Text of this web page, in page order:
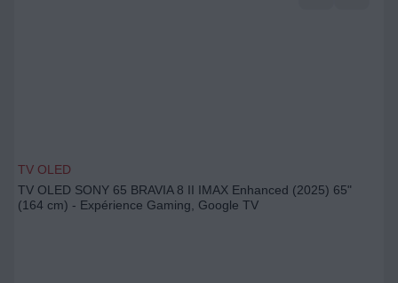
TV OLED
TV OLED SONY 65 BRAVIA 8 II IMAX Enhanced (2025) 65"
(164 cm) - Expérience Gaming, Google TV